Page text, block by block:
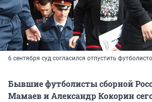
6 сентября суд согласился отпустить
Бывшие футболисты сборной
Мамаев и Александр Кокорин